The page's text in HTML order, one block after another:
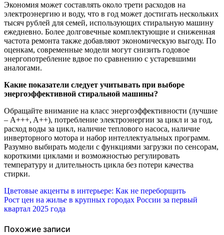
Экономия может составлять около трети расходов на
электроэнергию и воду, что в год может достигать нескольких
тысяч рублей для семей, использующих стиральную машину
ежедневно. Более долговечные комплектующие и сниженная
частота ремонта также добавляют экономическую выгоду. По
оценкам, современные модели могут снизить годовое
энергопотребление вдвое по сравнению с устаревшими
аналогами.
Какие показатели следует учитывать при выборе
энергоэффективной стиральной машины?
Обращайте внимание на класс энергоэффективности (лучшие
– A+++, A++), потребление электроэнергии за цикл и за год,
расход воды за цикл, наличие теплового насоса, наличие
инверторного мотора и набор интеллектуальных программ.
Разумно выбирать модели с функциями загрузки по сенсорам,
короткими циклами и возможностью регулировать
температуру и длительность цикла без потери качества
стирки.
Навигация
по
записям
Цветовые акценты в интерьере: Как не переборщить
Рост цен на жилье в крупных городах России за первый
квартал 2025 года
Похожие записи